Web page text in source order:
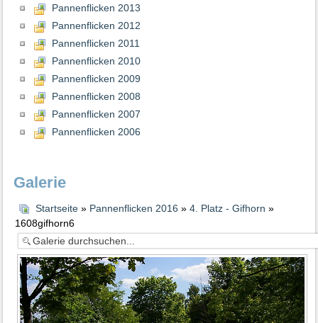
Pannenflicken 2013
Pannenflicken 2012
Pannenflicken 2011
Pannenflicken 2010
Pannenflicken 2009
Pannenflicken 2008
Pannenflicken 2007
Pannenflicken 2006
Galerie
Startseite» Pannenflicken 2016 » 4. Platz - Gifhorn »
1608gifhorn6